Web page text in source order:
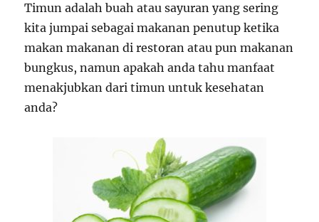
Timun adalah buah atau sayuran yang sering
kita jumpai sebagai makanan penutup ketika
makan makanan di restoran atau pun makanan
bungkus, namun apakah anda tahu manfaat
menakjubkan dari timun untuk kesehatan
anda?